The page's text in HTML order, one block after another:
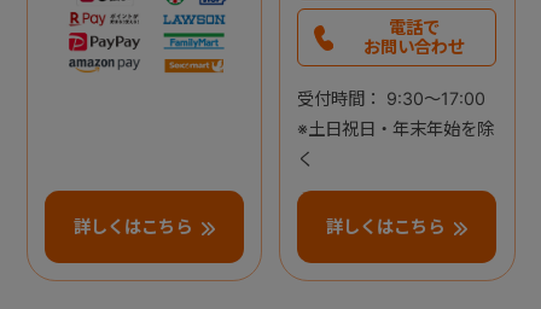
詳しくはこちら
電話で
お問い合わせ
受付時間： 9:30～17:00
※土日祝日・年末年始を除
く
詳しくはこちら